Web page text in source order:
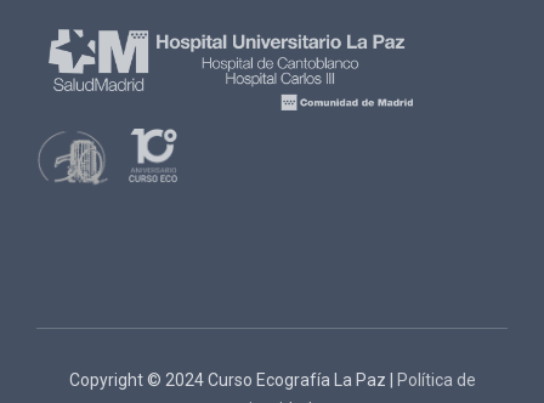
Copyright © 2024 Curso Ecografía La Paz |
Política de